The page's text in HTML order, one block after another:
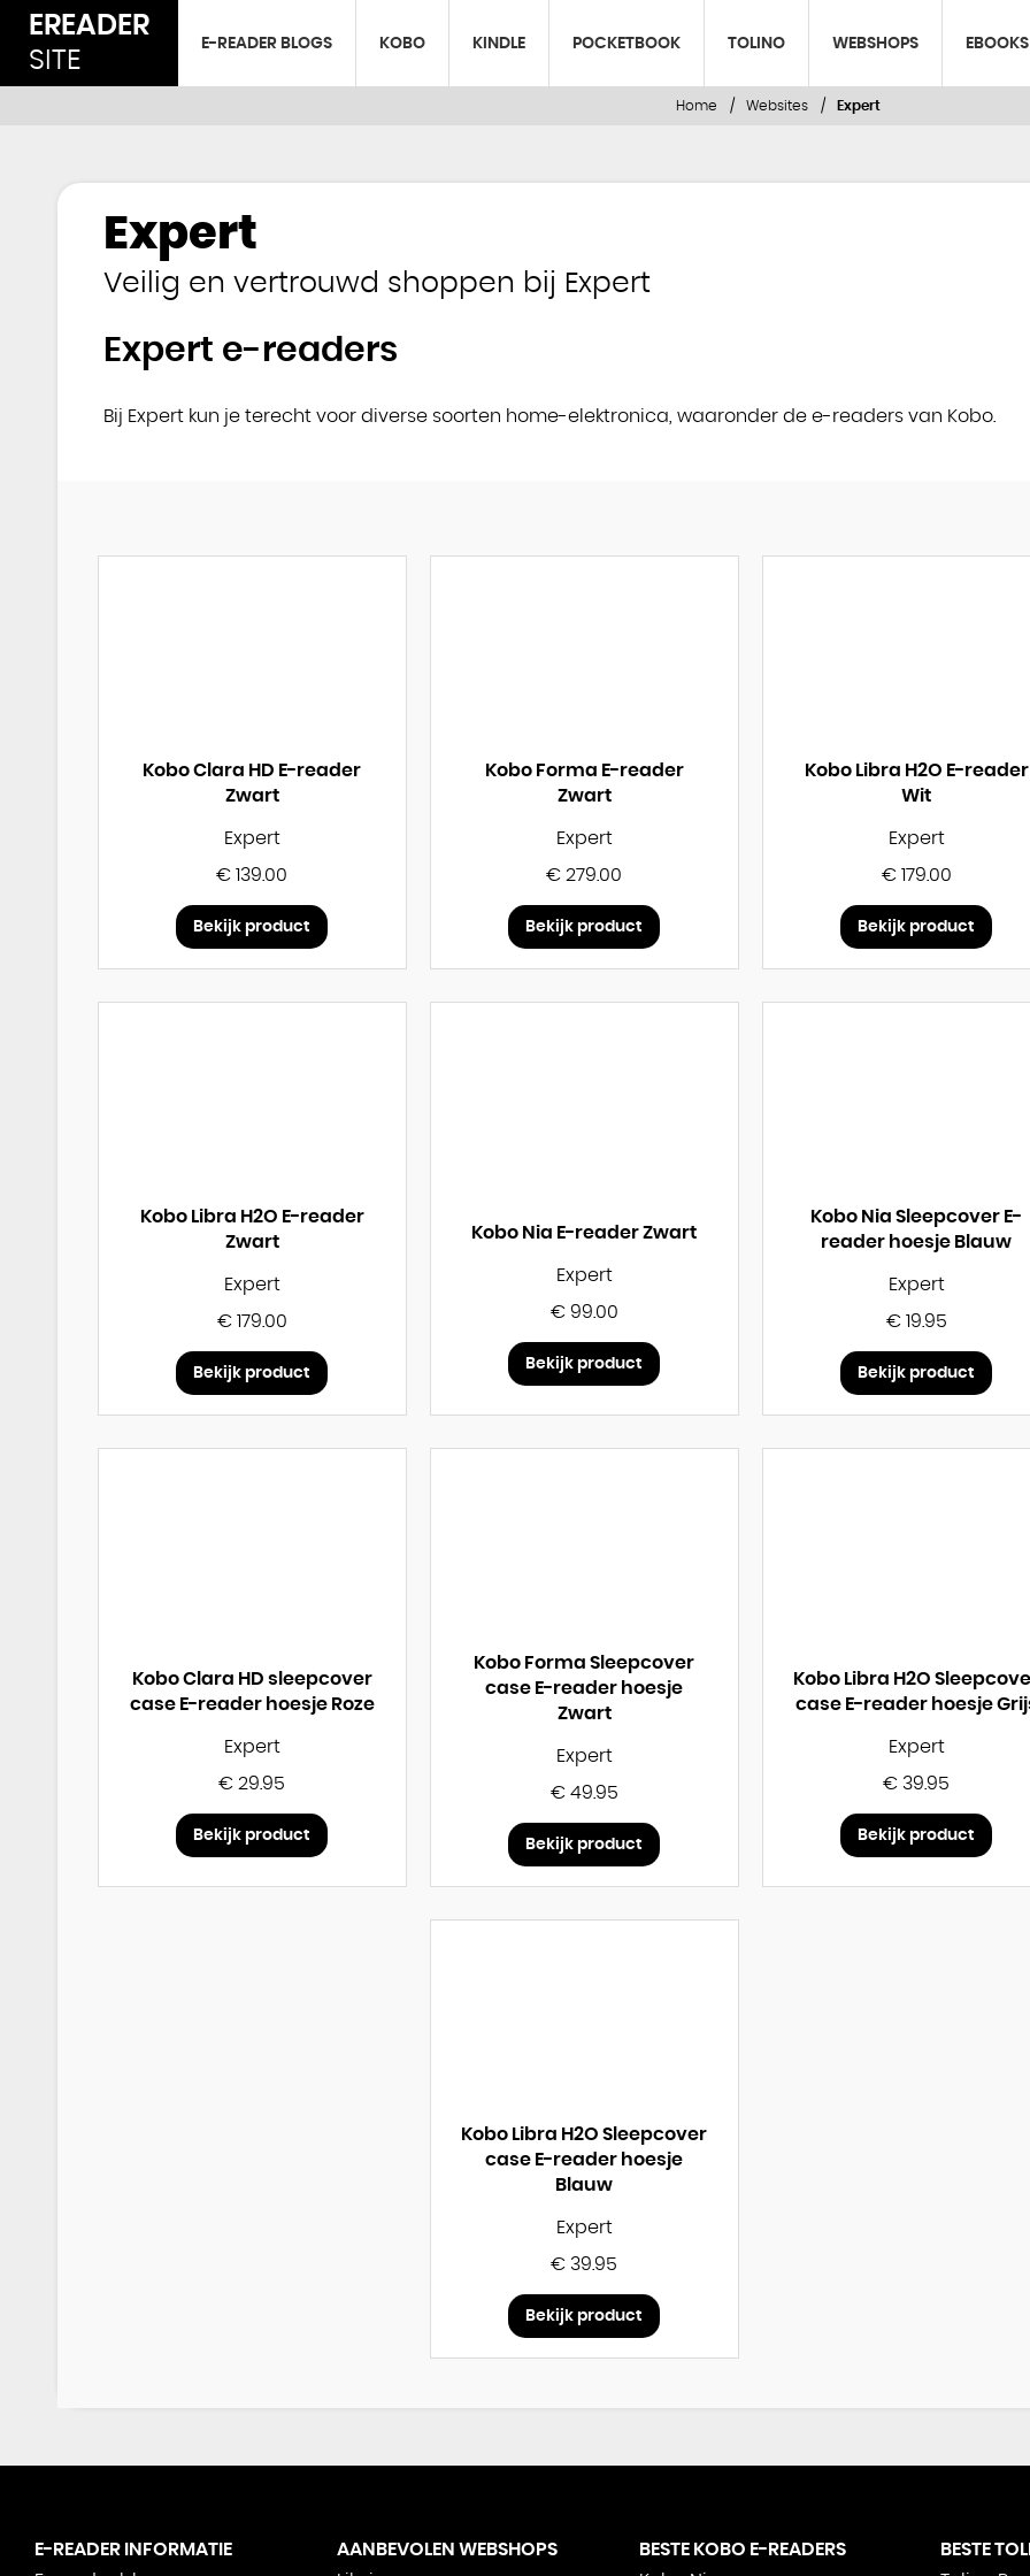
EREADER
SITE
E-READER BLOGS KOBO KINDLE POCKETBOOK TOLINO WEBSHOPS EBOOKS
Home Websites Expert
Expert
Veilig en vertrouwd shoppen bij Expert
Expert e-readers
Bij Expert kun je terecht voor diverse soorten home-elektronica, waaronder de e-readers van Kobo.
Kobo Clara HD E-reader
Zwart
Expert
€ 139.00
Bekijk product
Kobo Forma E-reader
Zwart
Expert
€ 279.00
Bekijk product
Kobo Libra H2O E-reader
Wit
Expert
€ 179.00
Bekijk product
Kobo Libra H2O E-reader
Zwart
Expert
€ 179.00
Bekijk product
Kobo Nia E-reader Zwart
Expert
€ 99.00
Bekijk product
Kobo Nia Sleepcover E-
reader hoesje Blauw
Expert
€ 19.95
Bekijk product
Kobo Clara HD sleepcover
case E-reader hoesje Roze
Expert
€ 29.95
Bekijk product
Kobo Forma Sleepcover
case E-reader hoesje
Zwart
Expert
€ 49.95
Bekijk product
Kobo Libra H2O
case E-reader hoesje
Expert
€ 39.95
Bekijk product
Kobo Libra H2O Sleepcover
case E-reader hoesje
Blauw
Expert
€ 39.95
Bekijk product
E-READER INFORMATIE
AANBEVOLEN WEBSHOPS
BESTE KOBO E-READERS
BESTE